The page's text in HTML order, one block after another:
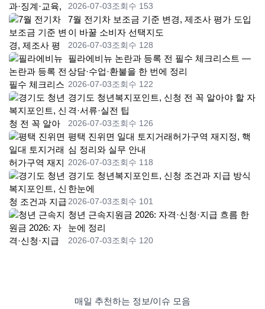
2026-07-03조회수 153
7월 전기차 보조금 기준 변경, 제조사 평가 도입
이 바꿀 소비자 선택지도
2026-07-03조회수 128
필라에비뉴 논란과 등록 전 필수 체크리스트 —
상담·수업·환불을 한 번에 정리
2026-07-03조회수 122
경기도 청년복지포인트, 신청 전 꼭 알아야 할 자
격·서류·실전 팁
2026-07-03조회수 126
평택 진위면 일대 토지거래허가구역 재지정, 핵
심 정리와 실무 안내
2026-07-03조회수 118
경기도 청년복지포인트, 신청 조건과 지급 방식
한눈에
2026-07-03조회수 101
청년 근속지원금 2026: 자격·신청·지급 흐름 한
눈에 정리
2026-07-03조회수 120
매일 추천하는 정보/이슈 모음